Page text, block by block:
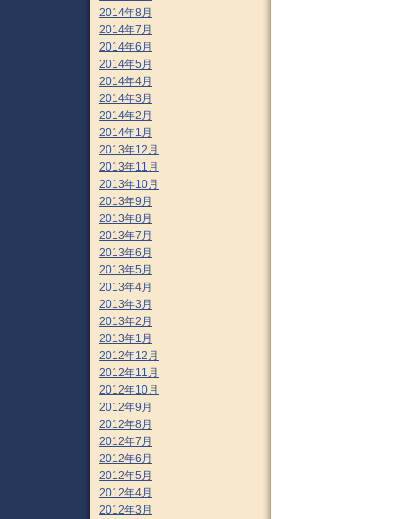
2014年8月
2014年7月
2014年6月
2014年5月
2014年4月
2014年3月
2014年2月
2014年1月
2013年12月
2013年11月
2013年10月
2013年9月
2013年8月
2013年7月
2013年6月
2013年5月
2013年4月
2013年3月
2013年2月
2013年1月
2012年12月
2012年11月
2012年10月
2012年9月
2012年8月
2012年7月
2012年6月
2012年5月
2012年4月
2012年3月